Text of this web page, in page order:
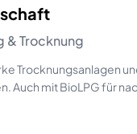
& Trocknung
Trocknungsanlagen
Auch mit BioLPG für